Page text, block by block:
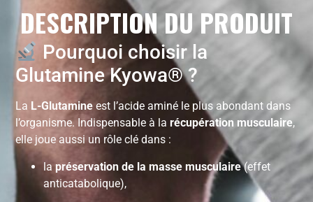
DESCRIPTION DU PRODUIT
Pourquoi choisir la
Glutamine Kyowa® ?
La L-Glutamine est l’acide aminé le plus abondant dans
l’organisme. Indispensable à larécupération musculaire,
elle joue aussi un rôle clé dans :
lapréservation de la masse musculaire(effet
anticatabolique),